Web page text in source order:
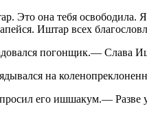
Это она тебя
Иштар всех
погонщик.— Слава
на
его ишшакум.— Разве